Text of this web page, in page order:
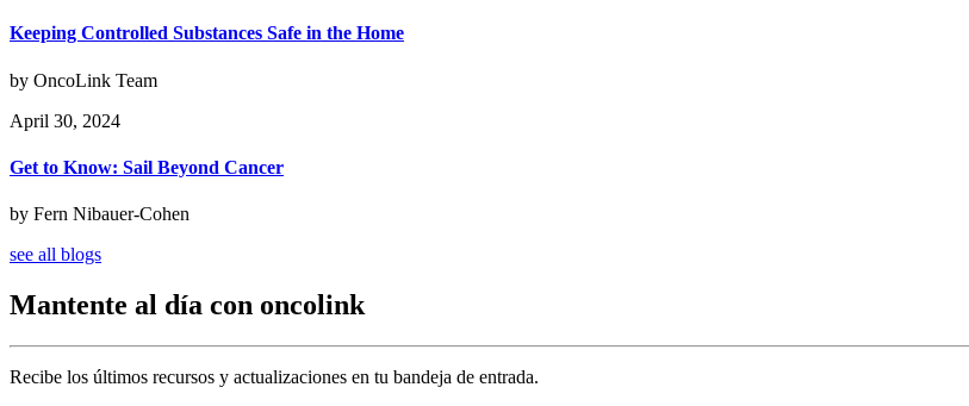
Keeping Controlled Substances Safe in the Home
by OncoLink Team
April 30, 2024
Get to Know: Sail Beyond Cancer
by Fern Nibauer-Cohen
see all blogs
Mantente al día con oncolink
Recibe los últimos recursos y actualizaciones en tu bandeja de entrada.